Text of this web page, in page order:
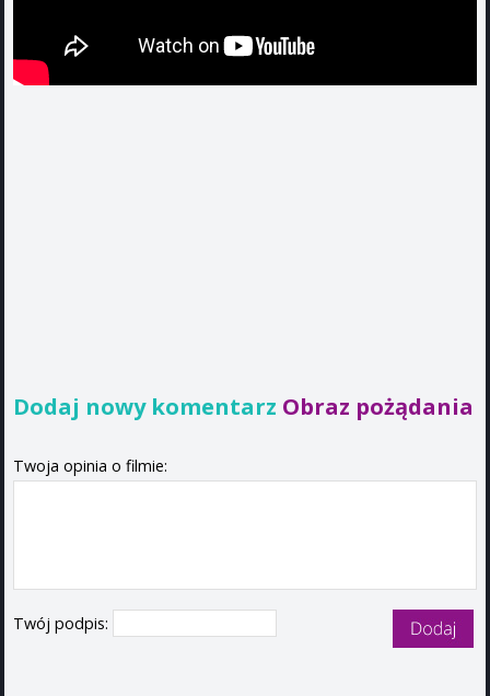
Dodaj nowy komentarz Obraz pożądania
Twoja opinia o filmie:
Twój podpis: